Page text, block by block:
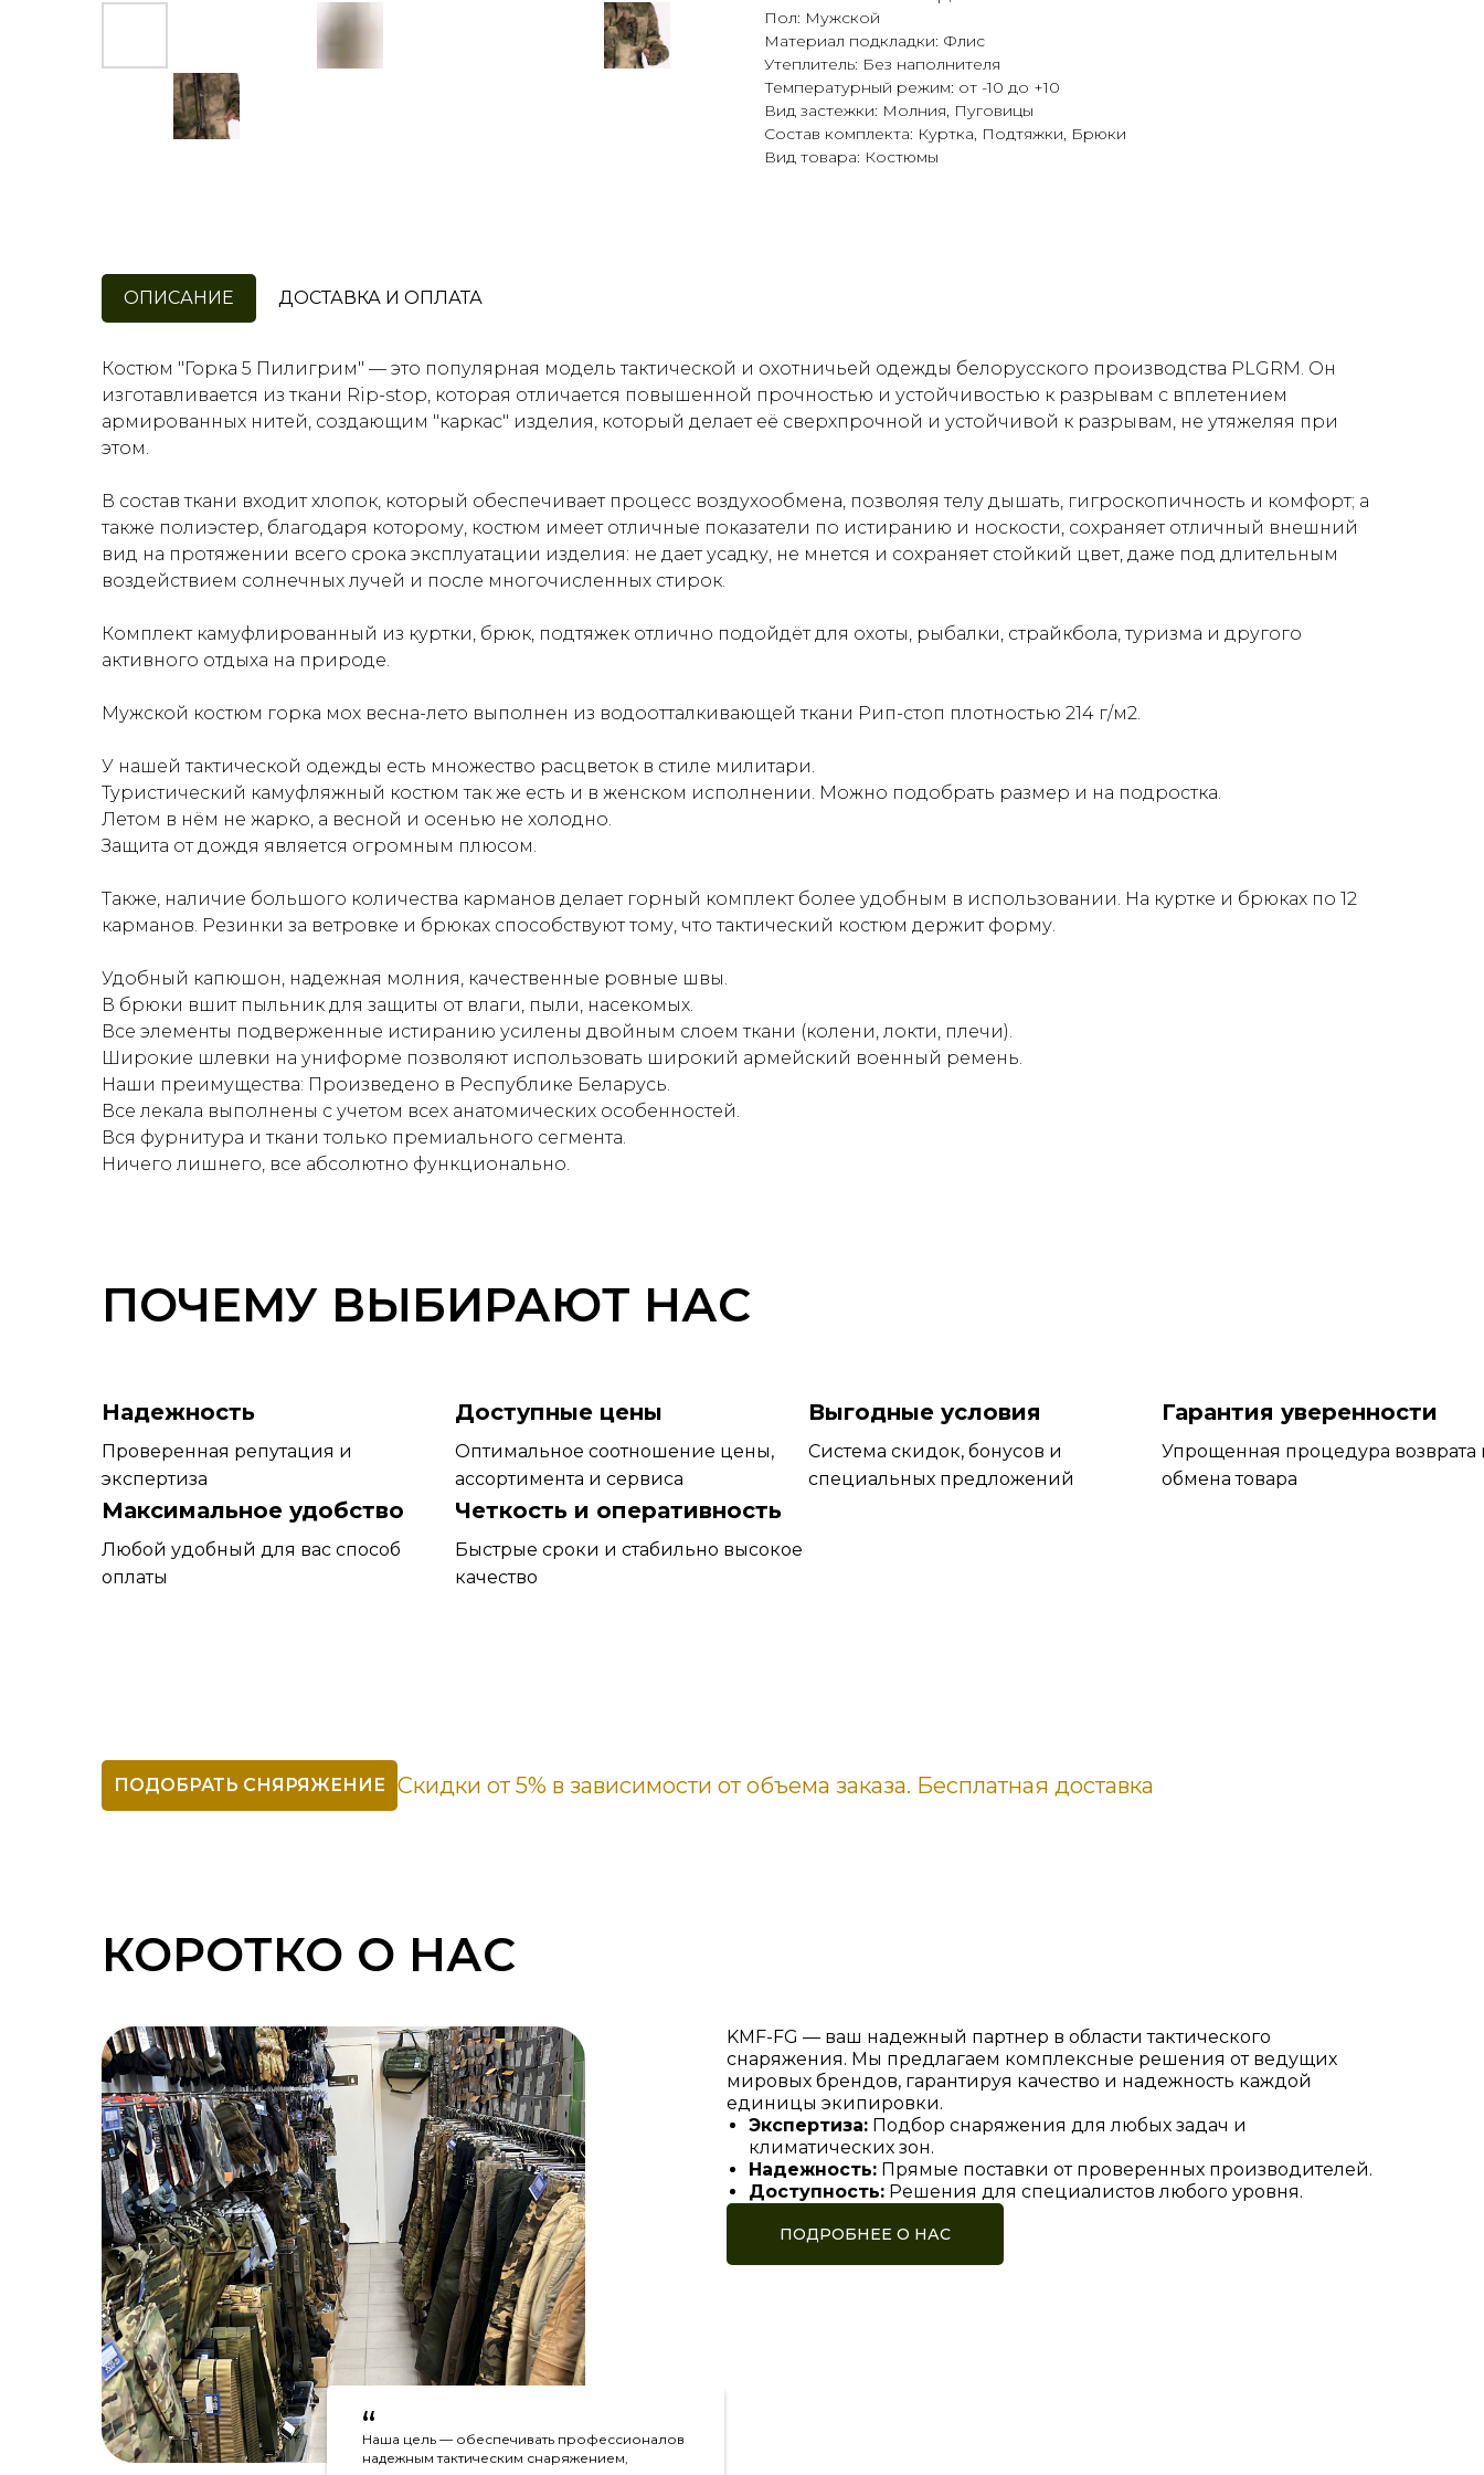
Пол: Мужской
Материал подкладки: Флис
Утеплитель: Без наполнителя
Температурный режим: от -10 до +10
Вид застежки: Молния, Пуговицы
Состав комплекта: Куртка, Подтяжки, Брюки
Вид товара: Костюмы
ОПИСАНИЕ ДОСТАВКА И ОПЛАТА
Костюм "Горка 5 Пилигрим" — это популярная модель тактической и охотничьей одежды белорусского производства PLGRM. Он
изготавливается из ткани Rip-stop, которая отличается повышенной прочностью и устойчивостью к разрывам с вплетением
армированных нитей, создающим "каркас" изделия, который делает её сверхпрочной и устойчивой к разрывам, не утяжеляя при
этом.
В состав ткани входит хлопок, который обеспечивает процесс воздухообмена, позволяя телу дышать, гигроскопичность и комфорт; а
также полиэстер, благодаря которому, костюм имеет отличные показатели по истиранию и носкости, сохраняет отличный внешний
вид на протяжении всего срока эксплуатации изделия: не дает усадку, не мнется и сохраняет стойкий цвет, даже под длительным
воздействием солнечных лучей и после многочисленных стирок.
Комплект камуфлированный из куртки, брюк, подтяжек отлично подойдёт для охоты, рыбалки, страйкбола, туризма и другого
активного отдыха на природе.
Мужской костюм горка мох весна-лето выполнен из водоотталкивающей ткани Рип-стоп плотностью 214 г/м2.
У нашей тактической одежды есть множество расцветок в стиле милитари.
Туристический камуфляжный костюм так же есть и в женском исполнении. Можно подобрать размер и на подростка.
Летом в нём не жарко, а весной и осенью не холодно.
Защита от дождя является огромным плюсом.
Также, наличие большого количества карманов делает горный комплект более удобным в использовании. На куртке и брюках по 12
карманов. Резинки за ветровке и брюках способствуют тому, что тактический костюм держит форму.
Удобный капюшон, надежная молния, качественные ровные швы.
В брюки вшит пыльник для защиты от влаги, пыли, насекомых.
Все элементы подверженные истиранию усилены двойным слоем ткани (колени, локти, плечи).
Широкие шлевки на униформе позволяют использовать широкий армейский военный ремень.
Наши преимущества: Произведено в Республике Беларусь.
Все лекала выполнены с учетом всех анатомических особенностей.
Вся фурнитура и ткани только премиального сегмента.
Ничего лишнего, все абсолютно функционально.
ПОЧЕМУ ВЫБИРАЮТ НАС
ПОДОБРАТЬ СНЯРЯЖЕНИЕ Скидки от 5% в зависимости от объема заказа. Бесплатная доставка
Надежность
Проверенная репутация и
экспертиза
Доступные цены
Оптимальное соотношение цены,
ассортимента и сервиса
Выгодные условия
Система скидок, бонусов и
специальных предложений
Гарантия уверенности
Упрощенная процедура возврата
обмена товара
Максимальное удобство
Любой удобный для вас способ
оплаты
Четкость и оперативность
Быстрые сроки и стабильно высокое
качество
КОРОТКО О НАС
“
Наша цель — обеспечивать профессионалов
надежным тактическим снаряжением,
KMF-FG — ваш надежный партнер в области тактического
снаряжения. Мы предлагаем комплексные решения от ведущих
мировых брендов, гарантируя качество и надежность каждой
единицы экипировки.
Экспертиза: Подбор снаряжения для любых задач и
климатических зон.
Надежность: Прямые поставки от проверенных производителей.
Доступность: Решения для специалистов любого уровня.
ПОДРОБНЕЕ О НАС